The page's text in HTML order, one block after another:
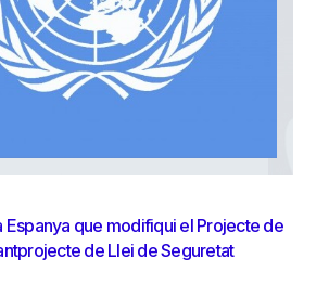
Espanya que modifiqui el Projecte de
de Llei de Seguretat